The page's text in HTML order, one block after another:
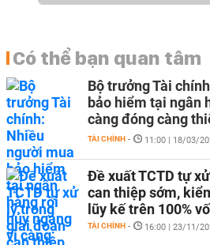
Có thể bạn quan tâm
Bộ trưởng Tài
bảo hiểm tại ngân
càng đóng càng
TÀI CHÍNH - 11:00 | 18/03/
Đề xuất TCTD tự
can thiệp sớm,
lũy kế trên 100%
TÀI CHÍNH - 16:00 | 23/11/